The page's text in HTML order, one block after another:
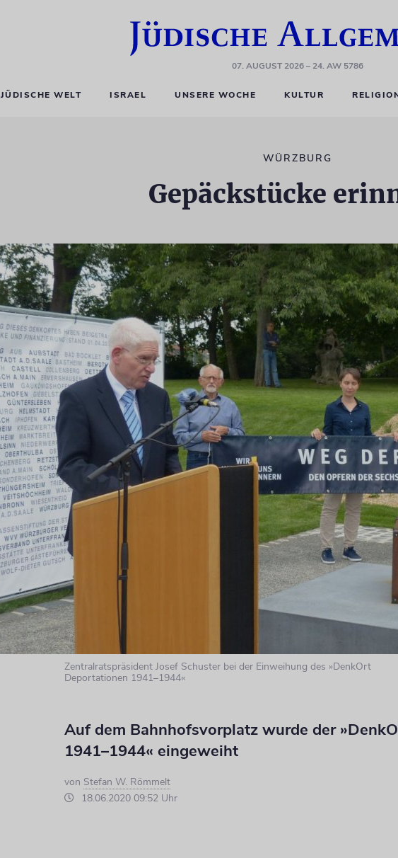
07. AUGUST 2026– 24. AW 5786
JÜDISCHE WELT ISRAEL UNSERE WOCHE KULTUR
WÜRZBURG
Gepäckstücke
Zentralratspräsident Josef Schuster bei der Einweihung des »DenkOrt
Deportationen 1941–1944«
Auf dem Bahnhofsvorplatz wurde der
1941–1944« eingeweiht
von Stefan W. Römmelt
18.06.2020 09:52 Uhr